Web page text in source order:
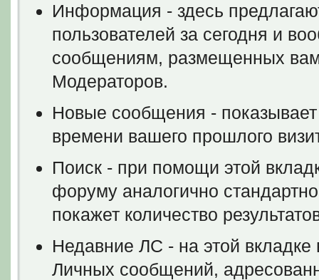
Информация - здесь
пользователей за сегодня и
сообщениям, размещенных
Модераторов.
Новые сообщения -
времени вашего прошлого
Поиск - при помощи этой
форуму аналогично
покажет количество
Недавние ЛС - на этой
Личных сообщений,